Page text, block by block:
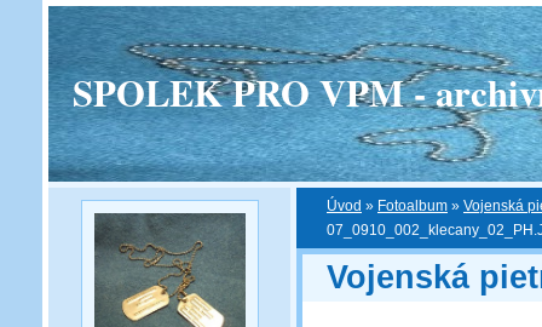
SPOLEK PRO VPM -
Úvod » Fotoalbum » Vojenská
Vojenská